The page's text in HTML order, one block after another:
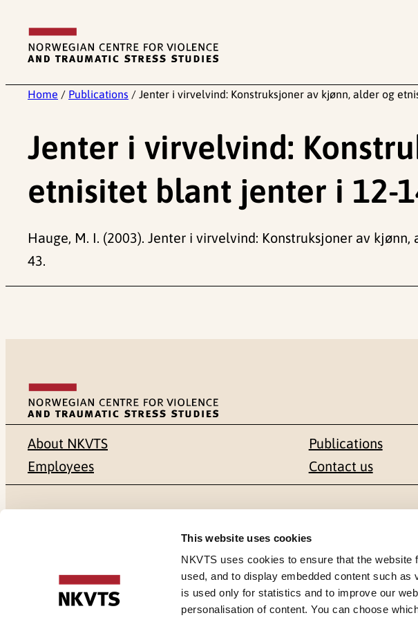
This website uses cookies
NKVTS uses cookies to ensure that the
used, and to display embedded content such
is used only for statistics and to improve our
personalisation of content. You can choose
content
Home / Publications / Jenter i virvelvind: Konstruksjoner av kjønn, alder og
Jenter i virvelvind:
etnisitet blant jenter i 12-
Hauge, M. I. (2003). Jenter i virvelvind: Konstruksjoner av
43.
About NKVTS
Employees
Publications
Contact us
NO-0409 Oslo
Gullhaugveien 1-3
0484 Oslo, NORWAY